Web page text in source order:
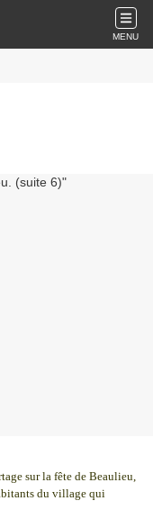
MENU
sur la fête de Beaulieu,
du village qui